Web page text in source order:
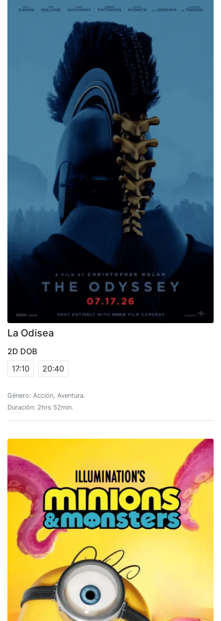
La Odisea
2D DOB
17:10
20:40
Género: Acción, Aventura.
Duración: 2hrs 52min.